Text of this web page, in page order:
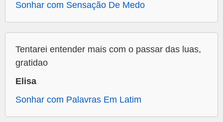
Sonhar com Sensação De Medo
Tentarei entender mais com o passar das luas,
gratidao
Elisa
Sonhar com Palavras Em Latim